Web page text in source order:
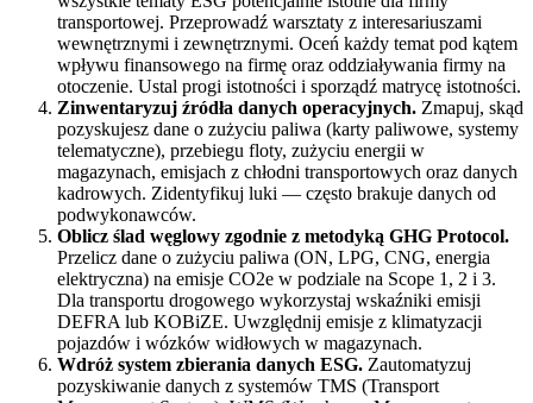
transportowej. Przeprowadź warsztaty z interesariuszami
wewnętrznymi i zewnętrznymi. Oceń każdy temat pod kątem
wpływu finansowego na firmę oraz oddziaływania firmy na
otoczenie. Ustal progi istotności i sporządź matrycę istotności.
Zinwentaryzuj źródła danych operacyjnych. Zmapuj, skąd
pozyskujesz dane o zużyciu paliwa (karty paliwowe, systemy
telematyczne), przebiegu floty, zużyciu energii w
magazynach, emisjach z chłodni transportowych oraz danych
kadrowych. Zidentyfikuj luki — często brakuje danych od
podwykonawców.
Oblicz ślad węglowy zgodnie z metodyką GHG Protocol.
Przelicz dane o zużyciu paliwa (ON, LPG, CNG, energia
elektryczna) na emisje CO2e w podziale na Scope 1, 2 i 3.
Dla transportu drogowego wykorzystaj wskaźniki emisji
DEFRA lub KOBiZE. Uwzględnij emisje z klimatyzacji
pojazdów i wózków widłowych w magazynach.
Wdróż system zbierania danych ESG. Zautomatyzuj
pozyskiwanie danych z systemów TMS (Transport